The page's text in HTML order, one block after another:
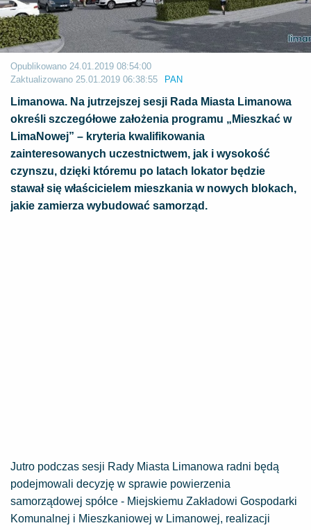
Opublikowano 24.01.2019 08:54:00
Zaktualizowano 25.01.2019 06:38:55 PAN
Limanowa. Na jutrzejszej sesji Rada Miasta Limanowa
określi szczegółowe założenia programu „Mieszkać w
LimaNowej” – kryteria kwalifikowania
zainteresowanych uczestnictwem, jak i wysokość
czynszu, dzięki któremu po latach lokator będzie
stawał się właścicielem mieszkania w nowych blokach,
jakie zamierza wybudować samorząd.
Jutro podczas sesji Rady Miasta Limanowa radni będą
podejmowali decyzję w sprawie powierzenia
samorządowej spółce - Miejskiemu Zakładowi Gospodarki
Komunalnej i Mieszkaniowej w Limanowej, realizacji